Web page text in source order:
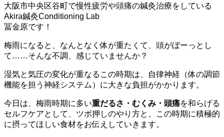
大阪市中央区谷町で慢性疲労や頭痛の鍼灸治療をしている
Akira鍼灸Conditioning Lab
冨金原です！
梅雨になると、なんとなく体が重たくて、頭がぼーっとし
て……そんな不調、感じていませんか？
湿気と気圧の変化が重なるこの時期は、自律神経（体の調節
機能を担う神経システム）に大きな負担がかかります。
今日は、梅雨時期に多い重だるさ・むくみ・頭痛を和らげる
セルフケアとして、ツボ押しのやり方と、この時期に積極的
に摂ってほしい食材をお伝えしていきます。